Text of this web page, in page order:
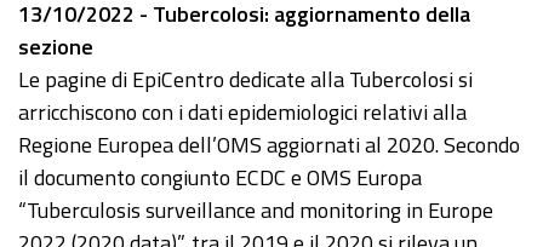
13/10/2022 - Tubercolosi: aggiornamento della
sezione
Le pagine di EpiCentro dedicate alla Tubercolosi si
arricchiscono con i dati epidemiologici relativi alla
Regione Europea dell’OMS aggiornati al 2020. Secondo
il documento congiunto ECDC e OMS Europa
“Tuberculosis surveillance and monitoring in Europe